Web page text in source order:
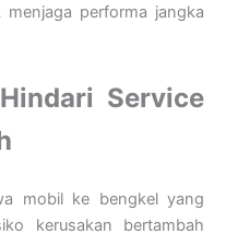
performa jangka
Service
mobil ke bengkel yang
kerusakan bertambah